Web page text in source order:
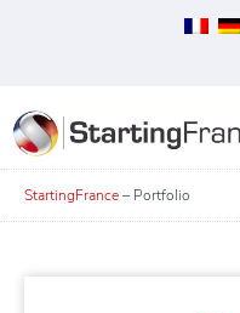
StartingFrance– Portfolio